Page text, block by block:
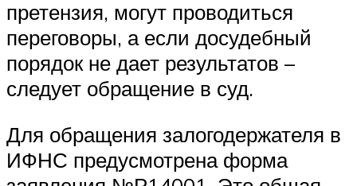
претензия, могут проводиться
переговоры, а если досудебный
порядок не дает результатов –
следует обращение в суд.
Для обращения залогодержателя в
ИФНС предусмотрена форма